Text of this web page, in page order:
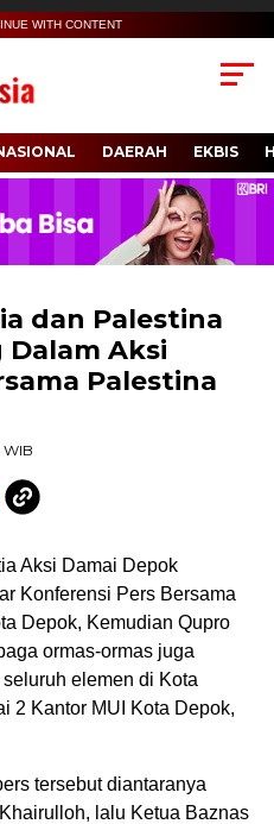
WITH CONTENT
DAERAH EKBIS
dan Palestina
Aksi
Palestina
Aksi Damai Depok
Konferensi Pers Bersama
Depok, Kemudian Qupro
ormas-ormas juga
elemen di Kota
2 Kantor MUI Kota Depok,
tersebut diantaranya
lalu Ketua Baznas